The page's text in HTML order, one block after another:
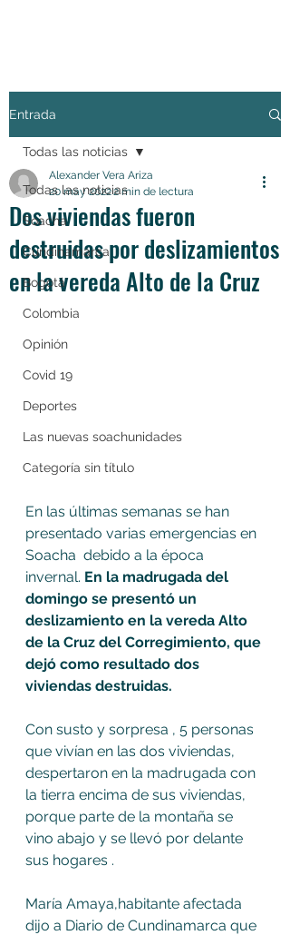
Entrada
Todas las noticias
Soacha
Cundinamarca
Bogotá
Colombia
Opinión
Covid 19
Deportes
Las nuevas soachunidades
Categoría sin título
Todas las noticias
Dos viviendas fueron
destruidas por deslizamientos
en la vereda Alto de la Cruz
Alexander Vera Ariza
20 may 20222 min de lectura
En las últimas semanas se han
presentado varias emergencias en
Soacha  debido a la época
invernal. En la madrugada del
domingo se presentó un
deslizamiento en la vereda Alto
de la Cruz del Corregimiento, que
dejó como resultado dos
viviendas destruidas.
Con susto y sorpresa , 5 personas
que vivían en las dos viviendas,
despertaron en la madrugada con
la tierra encima de sus viviendas,
porque parte de la montaña se
vino abajo y se llevó por delante
sus hogares .
María Amaya,habitante afectada
dijo a Diario de Cundinamarca que